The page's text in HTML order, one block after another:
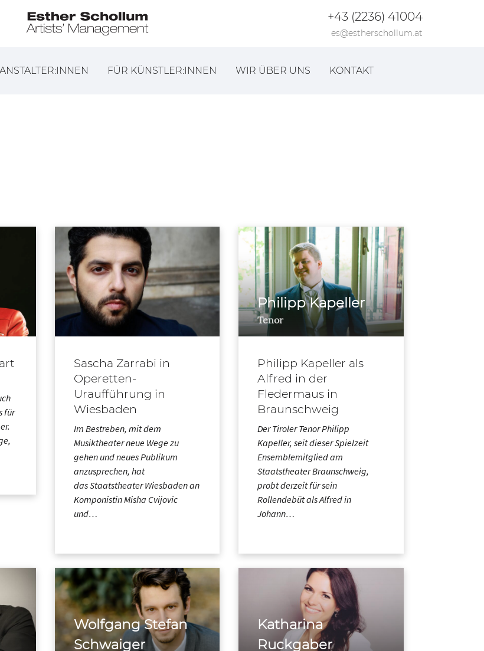
+43 (2236) 41004
es@estherschollum.at
FÜR KÜNSTLER:INNEN WIR ÜBER UNS KONTAKT
für
Sascha Zarrabi in
Operetten-
Uraufführung in
Wiesbaden
Im Bestreben, mit dem
Musiktheater neue Wege zu
gehen und neues Publikum
anzusprechen, hat
das Staatstheater Wiesbaden an
Komponistin Misha Cvijovic
und…
Philipp Kapeller
Tenor
Philipp Kapeller als
Alfred in der
Fledermaus in
Braunschweig
Der Tiroler Tenor Philipp
Kapeller, seit dieser Spielzeit
Ensemblemitglied am
Staatstheater Braunschweig,
probt derzeit für sein
Rollendebüt als Alfred in
Johann…
Wolfgang Stefan
Schwaiger
Katharina
Ruckgaber